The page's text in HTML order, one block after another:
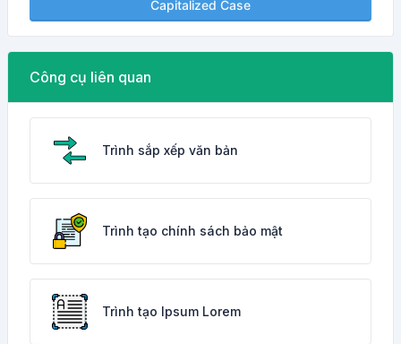
Capitalized Case
Công cụ liên quan
Trình sắp xếp văn bản
Trình tạo chính sách bảo mật
Trình tạo Ipsum Lorem